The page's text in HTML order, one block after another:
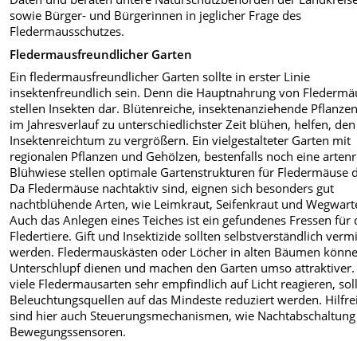
sowie Bürger- und Bürgerinnen in jeglicher Frage des
Fledermausschutzes.
Fleder­maus­freundlicher Garten
Ein fledermausfreundlicher Garten sollte in erster Linie
insektenfreundlich sein. Denn die Hauptnahrung von
stellen Insekten dar. Blütenreiche, insektenanziehende
im Jahresverlauf zu unterschiedlichster Zeit blühen, helfen, den
Insektenreichtum zu vergrößern. Ein vielgestalteter Garten mit
regionalen Pflanzen und Gehölzen, bestenfalls noch eine
Blühwiese stellen optimale Gartenstrukturen für Fledermäuse
Da Fledermäuse nachtaktiv sind, eignen sich besonders gut
nachtblühende Arten, wie Leimkraut, Seifenkraut und
Auch das Anlegen eines Teiches ist ein gefundenes Fressen für
Fledertiere. Gift und Insektizide sollten selbstverständlich
werden. Fledermauskästen oder Löcher in alten Bäumen
Unterschlupf dienen und machen den Garten umso attraktiver.
viele Fledermausarten sehr empfindlich auf Licht reagieren,
Beleuchtungsquellen auf das Mindeste reduziert werden.
sind hier auch Steuerungsmechanismen, wie
Bewegungssensoren.